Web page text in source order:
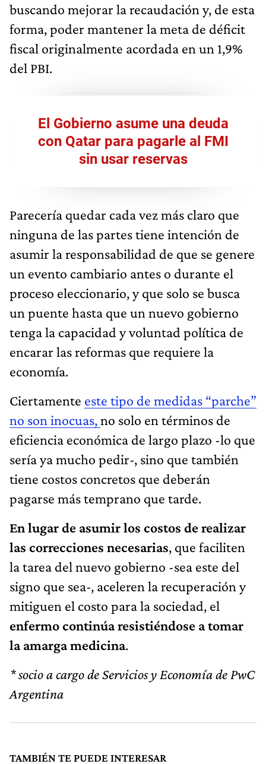
buscando mejorar la recaudación y, de esta
forma, poder mantener la meta de déficit
fiscal originalmente acordada en un 1,9%
del PBI.
El Gobierno asume una deuda
con Qatar para pagarle al FMI
sin usar reservas
Parecería quedar cada vez más claro que
ninguna de las partes tiene intención de
asumir la responsabilidad de que se genere
un evento cambiario antes o durante el
proceso eleccionario, y que solo se busca
un puente hasta que un nuevo gobierno
tenga la capacidad y voluntad política de
encarar las reformas que requiere la
economía.
Ciertamente este tipo de medidas “parche”
no son inocuas,no solo en términos de
eficiencia económica de largo plazo -lo que
sería ya mucho pedir-, sino que también
tiene costos concretos que deberán
pagarse más temprano que tarde.
En lugar de asumir los costos de realizar
las correcciones necesarias, que faciliten
la tarea del nuevo gobierno -sea este del
signo que sea-, aceleren la recuperación y
mitiguen el costo para la sociedad, el
enfermo continúa resistiéndose a tomar
la amarga medicina.
* socio a cargo de Servicios y Economía de PwC
Argentina
TAMBIÉN TE PUEDE INTERESAR